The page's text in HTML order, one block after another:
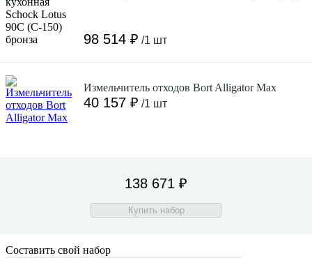
98 514 ₽ /1 шт
Измельчитель отходов Bort Alligator Max
40 157 ₽ /1 шт
138 671 ₽
Купить набор
Составить свой набор